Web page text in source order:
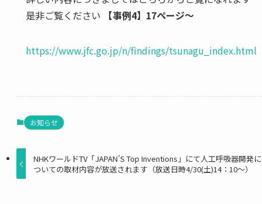
是非ご覧ください
【事例4】17ページ～
https://www.jfc.go.jp/n/findings/tsunagu_index.html
お知らせ
NHKワールドTV「JAPAN’S Top Inventions」にて人工呼吸器開発に
ついての取材内容が放送されます（放送日時4/30(土)14：10～）